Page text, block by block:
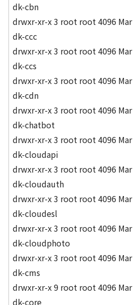
dk-cbn
drwxr-xr-x 3 root root 4096
dk-ccc
drwxr-xr-x 3 root root 4096
dk-ccs
drwxr-xr-x 3 root root 4096
dk-cdn
drwxr-xr-x 3 root root 4096
dk-chatbot
drwxr-xr-x 3 root root 4096
dk-cloudapi
drwxr-xr-x 3 root root 4096
dk-cloudauth
drwxr-xr-x 3 root root 4096
dk-cloudesl
drwxr-xr-x 3 root root 4096
dk-cloudphoto
drwxr-xr-x 3 root root 4096
dk-cms
drwxr-xr-x 9 root root 4096
dk-core